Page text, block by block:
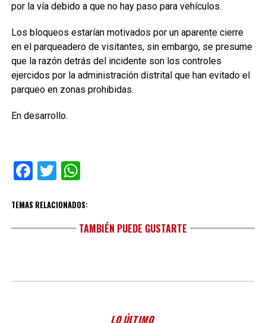
por la vía debido a que no hay paso para vehículos.
Los bloqueos estarían motivados por un aparente cierre
en el parqueadero de visitantes, sin embargo, se presume
que la razón detrás del incidente son los controles
ejercidos por la administración distrital que han evitado el
parqueo en zonas prohibidas.
En desarrollo.
Facebook
TwitterWhatsApp
TEMAS RELACIONADOS:
TAMBIÉN PUEDE GUSTARTE
LO ÚLTIMO